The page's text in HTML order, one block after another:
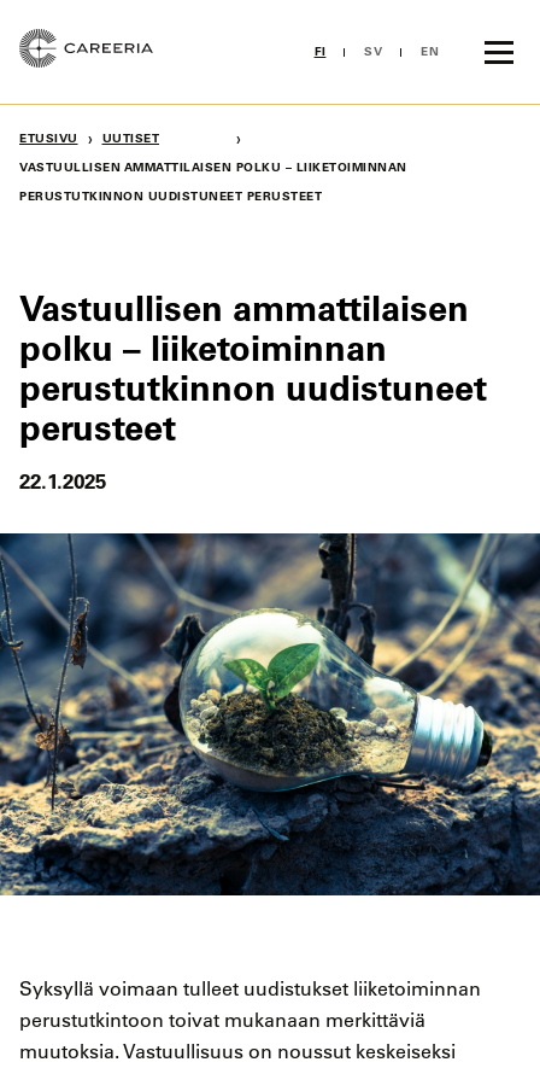
sisältöön
FI SV EN
ETUSIVU › UUTISET ›
VASTUULLISEN AMMATTILAISEN POLKU – LIIKETOIMINNAN
PERUSTUTKINNON UUDISTUNEET PERUSTEET
Vastuullisen ammattilaisen
polku – liiketoiminnan
perustutkinnon uudistuneet
perusteet
22.1.2025
Syksyllä voimaan tulleet uudistukset liiketoiminnan
perustutkintoon toivat mukanaan merkittäviä
muutoksia. Vastuullisuus on noussut keskeiseksi